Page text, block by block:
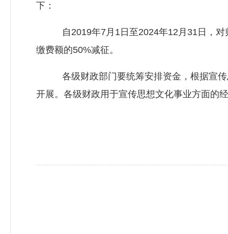
下：
自2019年7月1日至2024年12月31日，对
缴费额的50%减征。
各级财政部门要统筹安排资金，根据宣传
开展。各级财政用于宣传思想文化事业方面的